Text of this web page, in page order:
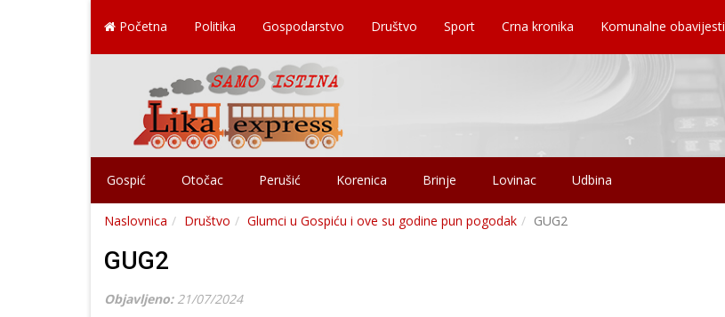
Početna Politika Gospodarstvo Društvo Sport Crna kronika Komunalne obavijesti
Gospić Otočac Perušić Korenica Brinje Lovinac Udbina
Naslovnica Društvo Glumci u Gospiću i ove su godine pun pogodak GUG2
GUG2
Objavljeno: 21/07/2024